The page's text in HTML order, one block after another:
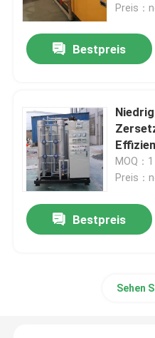
Preis：
Bestpreis
MOQ：1
Preis：
Bestpreis
Sehen